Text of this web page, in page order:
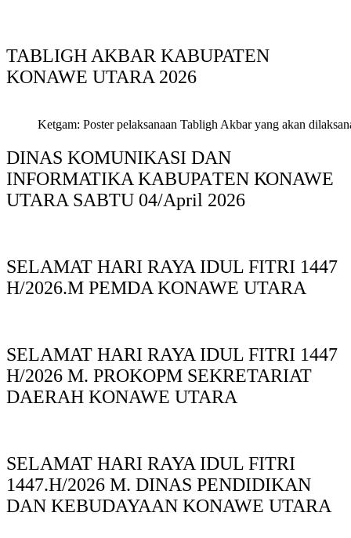
TABLIGH AKBAR KABUPATEN
KONAWE UTARA 2026
Ketgam: Poster pelaksanaan Tabligh Akbar yang akan
DINAS KOMUNIKASI DAN
INFORMATIKA KABUPAΤΕΝ ΚΟNAWE
UTARA SABTU 04/April 2026
SELAMAT HARI RAYA IDUL FITRI 1447
H/2026.M PEMDA KONAWE UTARA
SELAMAT HARI RAYA IDUL FITRI 1447
H/2026 M. PROKOPM SEKRETARIAT
DAERAH KONAWE UTARA
SELAMAT HARI RAYA IDUL FITRI
1447.H/2026 M. DINAS PENDIDIKAN
DAN KEBUDAYAAN KONAWE UTARA